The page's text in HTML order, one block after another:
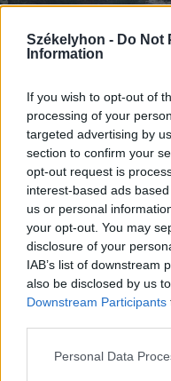
Székelyhon - Do Not
Information
If you wish to opt-out of
processing of your
targeted advertising by
section to confirm your
opt-out request is
interest-based ads
us or personal
your opt-out. You may
disclosure of your
IAB’s list of downstream
also be disclosed by us
Downstream Participants
Personal Data
2026. augusztus
Tetemes